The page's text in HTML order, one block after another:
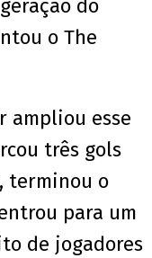
do
o The
ampliou esse
três gols
, terminou o
para um
de jogadores